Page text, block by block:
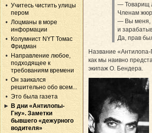
Учитесь чистить улицы
пером
Лоцманы в море
информации
Колумнист NYT Томас
Фридман
Направление любое,
подходящее к
требованиям времени
Он заикался
решительно обо всем...
Это была газета
В дни «Антилопы-
Гну». Заметки
бывшего «дежурного
водителя»
— Товарищ
Членам
— Вы меня,
и
Да, прав
Название «Антилопа-
как мы наивно
экипаж О. Бендера.